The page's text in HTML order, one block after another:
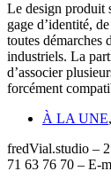
Le design produit
gage d’identité,
toutes démarches
industriels. La
d’associer
forcément
À LA UNE,
fredVial.studio –
71 63 76 70 – E-